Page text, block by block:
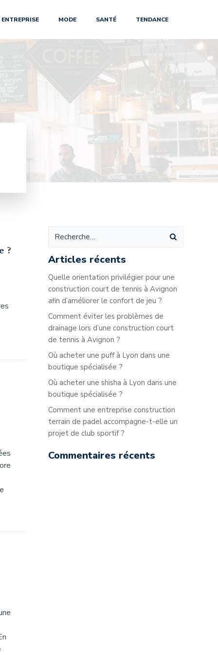
ENTREPRISE MODE SANTÉ TENDANCE
?
Articles récents
Quelle orientation privilégier pour une
construction court de tennis à Avignon
afin d’améliorer le confort de jeu ?
Comment éviter les problèmes de
drainage lors d’une construction court
de tennis à Avignon ?
Où acheter une puff à Lyon dans une
boutique spécialisée ?
Où acheter une shisha à Lyon dans une
boutique spécialisée ?
Comment une entreprise construction
terrain de padel accompagne-t-elle un
projet de club sportif ?
Commentaires récents